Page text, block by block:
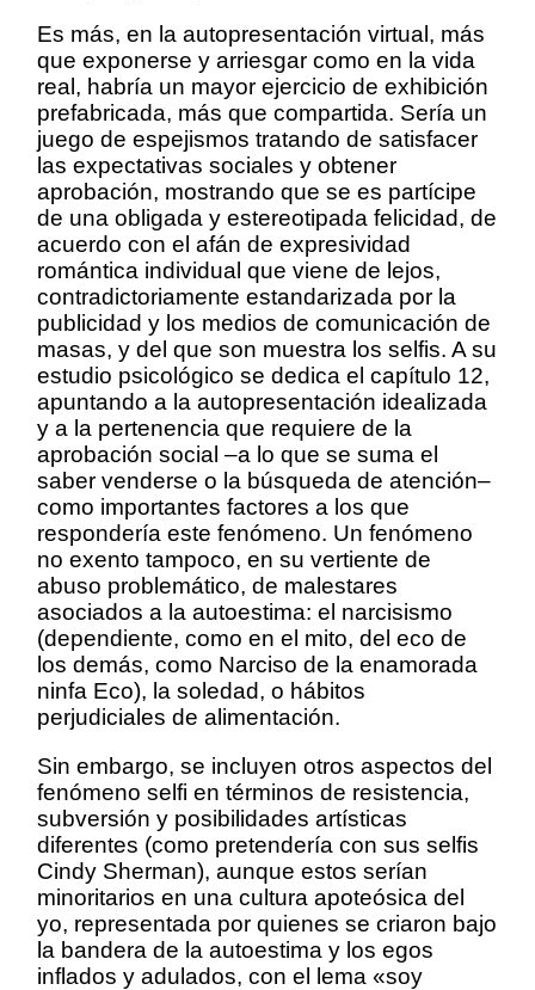
Es más, en la autopresentación virtual, más
que exponerse y arriesgar como en la vida
real, habría un mayor ejercicio de exhibición
prefabricada, más que compartida. Sería un
juego de espejismos tratando de satisfacer
las expectativas sociales y obtener
aprobación, mostrando que se es partícipe
de una obligada y estereotipada felicidad, de
acuerdo con el afán de expresividad
romántica individual que viene de lejos,
contradictoriamente estandarizada por la
publicidad y los medios de comunicación de
masas, y del que son muestra los selfis. A su
estudio psicológico se dedica el capítulo 12,
apuntando a la autopresentación idealizada
y a la pertenencia que requiere de la
aprobación social –a lo que se suma el
saber venderse o la búsqueda de atención–
como importantes factores a los que
respondería este fenómeno. Un fenómeno
no exento tampoco, en su vertiente de
abuso problemático, de malestares
asociados a la autoestima: el narcisismo
(dependiente, como en el mito, del eco de
los demás, como Narciso de la enamorada
ninfa Eco), la soledad, o hábitos
perjudiciales de alimentación.
Sin embargo, se incluyen otros aspectos del
fenómeno selfi en términos de resistencia,
subversión y posibilidades artísticas
diferentes (como pretendería con sus selfis
Cindy Sherman), aunque estos serían
minoritarios en una cultura apoteósica del
yo, representada por quienes se criaron bajo
la bandera de la autoestima y los egos
inflados y adulados, con el lema «soy